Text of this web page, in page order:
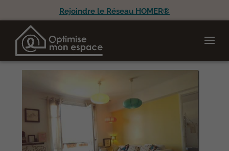
Rejoindre le Réseau HOMER®